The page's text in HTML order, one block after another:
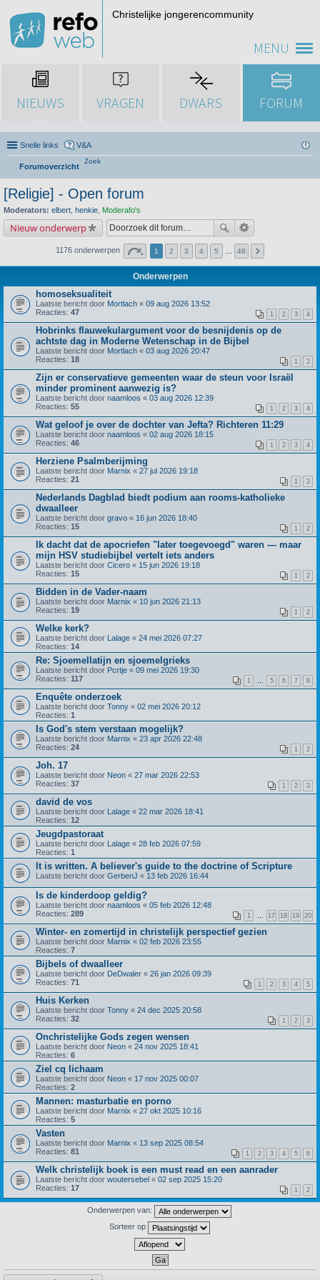
MENU
Christelijke jongerencommunity
NIEUWS VRAGEN DWARS FORUM
Snelle links V&A
Forumoverzicht
Zoek
[Religie] - Open forum
Moderators: elbert henkie Moderafo's
Nieuw onderwerp
1176 onderwerpen 1 2 3 4 5 48
Onderwerpen
homoseksualiteit
Laatste bericht door Mortlach « 09 aug 2026 13:52
Reacties: 47 1 2 3 4
Hobrinks flauwekulargument voor de besnijdenis op de
achtste dag in Moderne Wetenschap in de Bijbel
Laatste bericht door Mortlach « 03 aug 2026 20:47
Reacties: 18 1 2
Zijn er conservatieve gemeenten waar de steun voor Israël
minder prominent aanwezig is?
Laatste bericht door naamloos « 03 aug 2026 12:39
Reacties: 55 1 2 3 4
Wat geloof je over de dochter van Jefta? Richteren 11:29
Laatste bericht door naamloos « 02 aug 2026 18:15
Reacties: 46 1 2 3 4
Herziene Psalmberijming
Laatste bericht door Marnix « 27 jul 2026 19:18
Reacties: 21 1 2
Nederlands Dagblad biedt podium aan rooms-katholieke
dwaalleer
Laatste bericht door gravo « 16 jun 2026 18:40
Reacties: 15 1 2
Ik dacht dat de apocriefen "later toegevoegd" waren — maar
mijn HSV studiebijbel vertelt iets anders
Laatste bericht door Cicero « 15 jun 2026 19:18
Reacties: 15 1 2
Bidden in de Vader-naam
Laatste bericht door Marnix « 10 jun 2026 21:13
Reacties: 19 1 2
Welke kerk?
Laatste bericht door Lalage « 24 mei 2026 07:27
Reacties: 14
Re: Sjoemellatijn en sjoemelgrieks
Laatste bericht door Pcrtje « 09 mei 2026 19:30
Reacties: 117 1 5 6 7 8
Enquête onderzoek
Laatste bericht door Tonny « 02 mei 2026 20:12
Reacties: 1
Is God's stem verstaan mogelijk?
Laatste bericht door Marnix « 23 apr 2026 22:48
Reacties: 24 1 2
Joh. 17
Laatste bericht door Neon « 27 mar 2026 22:53
Reacties: 37 1 2 3
david de vos
Laatste bericht door Lalage « 22 mar 2026 18:41
Reacties: 12
Jeugdpastoraat
Laatste bericht door Lalage « 28 feb 2026 07:59
Reacties: 1
It is written. A believer's guide to the doctrine of Scripture
Laatste bericht door GerbenJ « 13 feb 2026 16:44
Is de kinderdoop geldig?
Laatste bericht door naamloos « 05 feb 2026 12:48
Reacties: 289 1 17 18 19 20
Winter- en zomertijd in christelijk perspectief gezien
Laatste bericht door Marnix « 02 feb 2026 23:55
Reacties: 7
Bijbels of dwaalleer
Laatste bericht door DeDwaler « 26 jan 2026 09:39
Reacties: 71 1 2 3 4 5
Huis Kerken
Laatste bericht door Tonny « 24 dec 2025 20:58
Reacties: 32 1 2 3
Onchristelijke Gods zegen wensen
Laatste bericht door Neon « 24 nov 2025 18:41
Reacties: 6
Ziel cq lichaam
Laatste bericht door Neon « 17 nov 2025 00:07
Reacties: 2
Mannen: masturbatie en porno
Laatste bericht door Marnix « 27 okt 2025 10:16
Reacties: 5
Vasten
Laatste bericht door Marnix « 13 sep 2025 08:54
Reacties: 81 1 2 3 4 5 6
Welk christelijk boek is een must read en een aanrader
Laatste bericht door woutersebel « 02 sep 2025 15:20
Reacties: 17 1 2
Onderwerpen van:
Sorteer op